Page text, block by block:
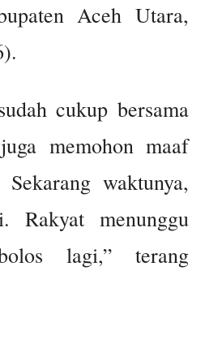
Aceh Utara,
cukup bersama
memohon maaf
waktunya,
Rakyat menunggu
lagi,” terang